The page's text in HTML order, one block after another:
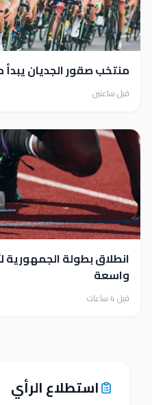
منتخب صقور الجديان
قبل ساعتين
انطلاق بطولة
واسعة
قبل 4 ساعات
استطلاع الرأي